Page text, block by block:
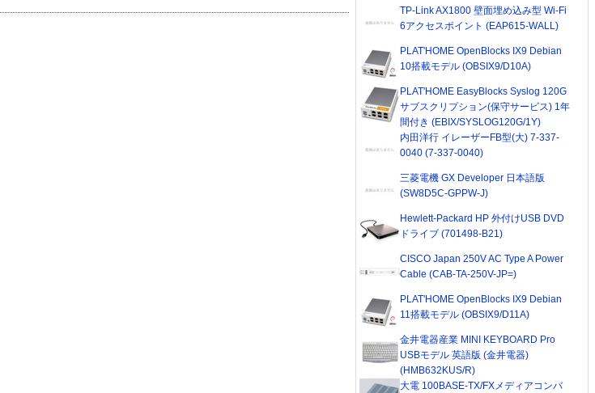
TP-Link AX1800 壁面埋め込み型 Wi-Fi
6アクセスポイント (EAP615-WALL)
PLAT'HOME OpenBlocks IX9 Debian
10搭載モデル (OBSIX9/D10A)
PLAT'HOME EasyBlocks Syslog 120G
サブスクリプション(保守サービス) 1年
間付き (EBIX/SYSLOG120G/1Y)
内田洋行 イレーザーFB型(大) 7-337-
0040 (7-337-0040)
三菱電機 GX Developer 日本語版
(SW8D5C-GPPW-J)
Hewlett-Packard HP 外付けUSB DVD
ドライブ (701498-B21)
CISCO Japan 250V AC Type A Power
Cable (CAB-TA-250V-JP=)
PLAT'HOME OpenBlocks IX9 Debian
11搭載モデル (OBSIX9/D11A)
金井電器産業 MINI KEYBOARD Pro
USBモデル 英語版 (金井電器)
(HMB632KUS/R)
大電 100BASE-TX/FXメディアコンバ